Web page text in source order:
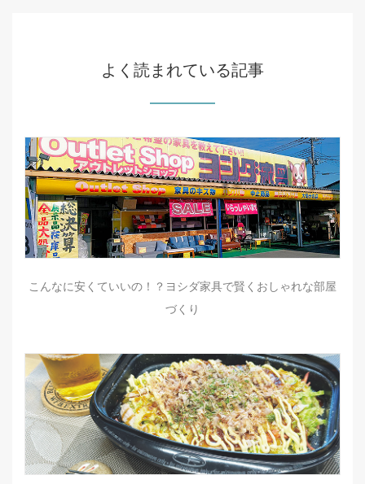
よく読まれている記事
こんなに安くていいの！？ヨシダ家具で賢くおしゃれな部屋
づくり